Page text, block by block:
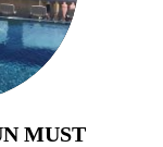
MUST